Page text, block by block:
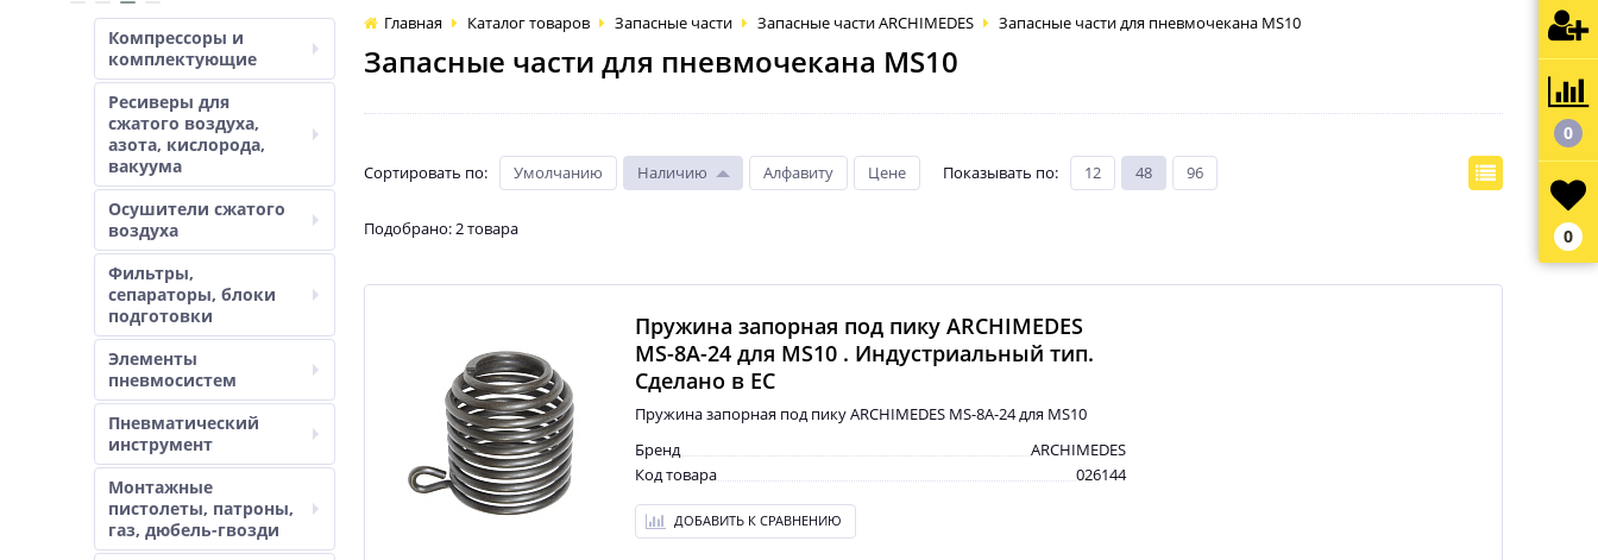
Компрессоры и
комплектующие
Ресиверы для
сжатого воздуха,
азота, кислорода,
вакуума
Осушители сжатого
воздуха
Фильтры,
сепараторы, блоки
подготовки
Элементы
пневмосистем
Пневматический
инструмент
Монтажные
пистолеты, патроны,
газ, дюбель-гвозди
Главная Каталог товаров Запасные части Запасные части ARCHIMEDES Запасные части для пневмочекана MS10
Запасные части для пневмочекана MS10
Сортировать по: Умолчанию Наличию Алфавиту Цене Показывать по: 12 48 96
Подобрано: 2 товара
Пружина запорная под пику ARCHIMEDES
MS-8A-24 для MS10 . Индустриальный тип.
Сделано в ЕС
Пружина запорная под пику ARCHIMEDES MS-8A-24 для MS10
Бренд
ARCHIMEDES
Код товара
026144
ДОБАВИТЬ К СРАВНЕНИЮ
0
0